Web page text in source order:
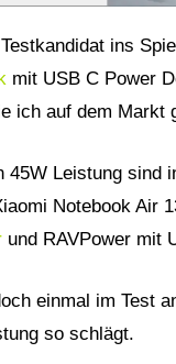
ins
mit USB C Power
ich auf dem Markt
45W Leistung sind
Notebook Air
und RAVPower mit
einmal im Test
so schlägt.